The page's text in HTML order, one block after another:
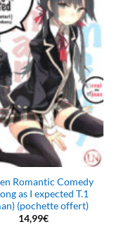
Ajouter
à la
wishlist
Romantic Comedy
as I expected T.1
(pochette offert)
14,99€